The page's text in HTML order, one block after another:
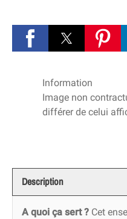
Information
Image non
différer de celui
Description
A quoi ça sert ? Cet